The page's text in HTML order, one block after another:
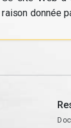
raison donnée